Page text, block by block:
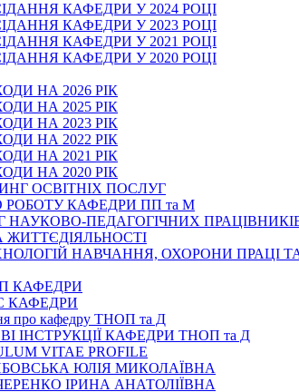
КАФЕДРИ У 2024 РОЦІ
КАФЕДРИ У 2023 РОЦІ
КАФЕДРИ У 2021 РОЦІ
КАФЕДРИ У 2020 РОЦІ
НА 2026 РІК
НА 2025 РІК
НА 2023 РІК
НА 2022 РІК
НА 2021 РІК
НА 2020 РІК
ОСВІТНІХ ПОСЛУГ
РОБОТУ КАФЕДРИ ПП та М
НАУКОВО-ПЕДАГОГІЧНИХ
ЖИТТЄДІЯЛЬНОСТІ
НАВЧАННЯ, ОХОРОНИ ПРАЦІ ТА
КАФЕДРИ
КАФЕДРИ
про кафедру ТНОП та Д
ІНСТРУКЦІЇ КАФЕДРИ ТНОП та Д
VITAE PROFILE
ЮЛІЯ МИКОЛАЇВНА
ІРИНА АНАТОЛІЇВНА